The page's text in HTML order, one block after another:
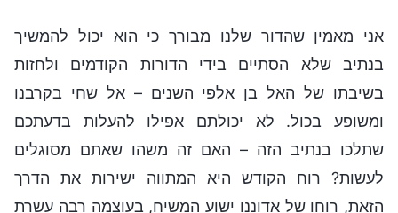
אני מאמין שהדור שלנו מבורך כי הוא יכול להמשיך
בנתיב שלא הסתיים בידי הדורות הקודמים ולחזות
בשיבתו של האל בן אלפי השנים – אל שחי בקרבנו
ומשופע בכול. לא יכולתם אפילו להעלות בדעתכם
שתלכו בנתיב הזה – האם זה משהו שאתם מסוגלים
לעשות? רוח הקודש היא המתווה ישירות את הדרך
הזאת, רוחו של אדוננו ישוע המשיח, בעוצמה רבה עשרת